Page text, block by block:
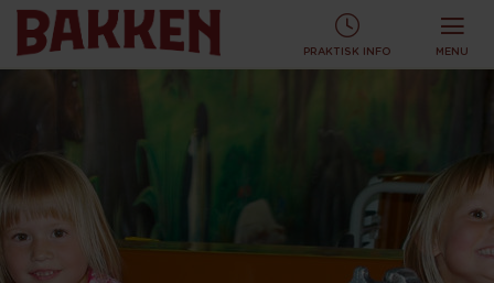
PRAKTISK INFO MENU
KØB TURBÅND ONLINE OG SPAR! KØB ONLINE